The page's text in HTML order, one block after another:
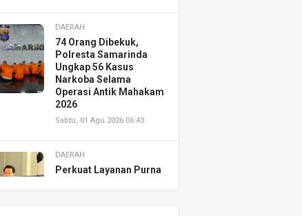
DAERAH
74 Orang Dibekuk,
Polresta Samarinda
Ungkap 56 Kasus
Narkoba Selama
Operasi Antik Mahakam
2026
Sabtu, 01 Agu 2026 06:43
DAERAH
Perkuat Layanan Purna
Resmikan AHASS